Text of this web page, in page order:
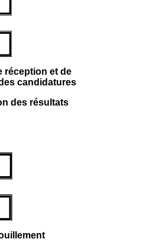
réception et de
candidatures
des résultats